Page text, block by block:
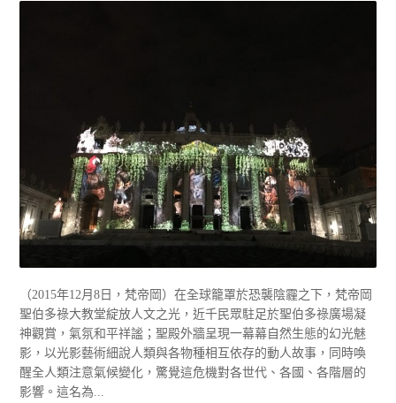
（2015年12月8日，梵帝岡）在全球籠罩於恐襲陰霾之下，梵帝岡
聖伯多祿大教堂綻放人文之光，近千民眾駐足於聖伯多祿廣場凝
神觀賞，氣氛和平祥謐；聖殿外牆呈現一幕幕自然生態的幻光魅
影，以光影藝術細說人類與各物種相互依存的動人故事，同時喚
醒全人類注意氣候變化，驚覺這危機對各世代、各國、各階層的
影響。這名為...